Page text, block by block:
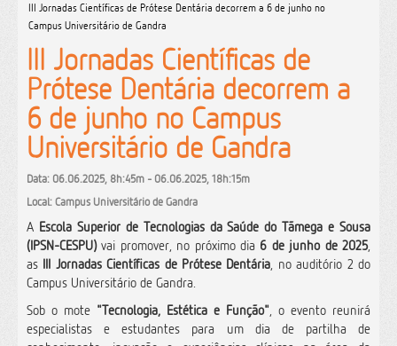
III Jornadas Científicas de Prótese Dentária decorrem a 6 de junho no
Campus Universitário de Gandra
III Jornadas Científicas de
Prótese Dentária decorrem a
6 de junho no Campus
Universitário de Gandra
Data: 06.06.2025, 8h:45m - 06.06.2025, 18h:15m
Local: Campus Universitário de Gandra
A Escola Superior de Tecnologias da Saúde do Tãmega e Sousa
(IPSN-CESPU)vai promover, no próximo dia 6 de junho de 2025,
as III Jornadas Científicas de Prótese Dentária, no auditório 2 do
Campus Universitário de Gandra.
Sob o mote "Tecnologia, Estética e Função", o evento reunirá
especialistas e estudantes para um dia de partilha de